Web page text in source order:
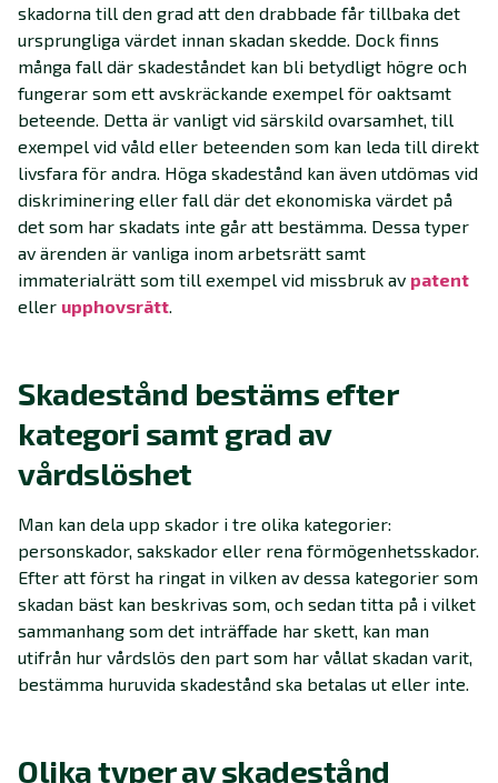
skadorna till den grad att den drabbade får tillbaka det
ursprungliga värdet innan skadan skedde. Dock finns
många fall där skadeståndet kan bli betydligt högre och
fungerar som ett avskräckande exempel för oaktsamt
beteende. Detta är vanligt vid särskild ovarsamhet, till
exempel vid våld eller beteenden som kan leda till direkt
livsfara för andra. Höga skadestånd kan även utdömas vid
diskriminering eller fall där det ekonomiska värdet på
det som har skadats inte går att bestämma. Dessa typer
av ärenden är vanliga inom arbetsrätt samt
immaterialrätt som till exempel vid missbruk av patent
eller upphovsrätt.
Skadestånd bestäms efter
kategori samt grad av
vårdslöshet
Man kan dela upp skador i tre olika kategorier:
personskador, sakskador eller rena förmögenhetsskador.
Efter att först ha ringat in vilken av dessa kategorier som
skadan bäst kan beskrivas som, och sedan titta på i vilket
sammanhang som det inträffade har skett, kan man
utifrån hur vårdslös den part som har vållat skadan varit,
bestämma huruvida skadestånd ska betalas ut eller inte.
Olika typer av skadestånd